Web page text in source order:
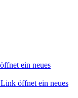
ein neues
öffnet ein neues